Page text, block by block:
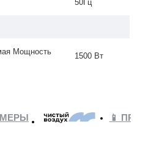
50Гц
Мощность
1500 Вт
📱